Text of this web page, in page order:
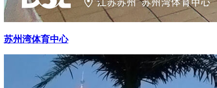
苏州湾体育中心